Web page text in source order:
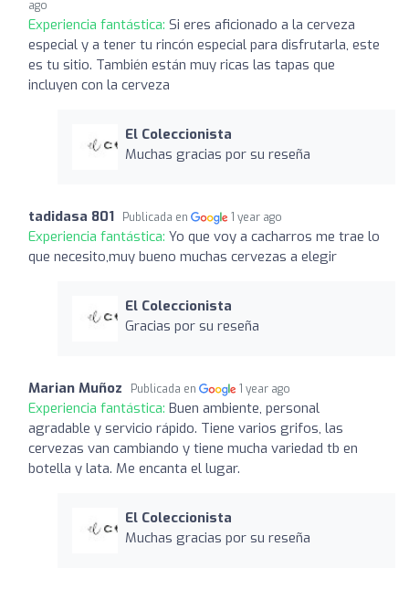
ago
Experiencia fantástica: Si eres aficionado a la cerveza
especial y a tener tu rincón especial para disfrutarla, este
es tu sitio. También están muy ricas las tapas que
incluyen con la cerveza
El Coleccionista
Muchas gracias por su reseña
tadidasa 801 Publicada en 1 year ago
Experiencia fantástica: Yo que voy a cacharros me trae lo
que necesito,muy bueno muchas cervezas a elegir
El Coleccionista
Gracias por su reseña
Marian Muñoz Publicada en 1 year ago
Experiencia fantástica: Buen ambiente, personal
agradable y servicio rápido. Tiene varios grifos, las
cervezas van cambiando y tiene mucha variedad tb en
botella y lata. Me encanta el lugar.
El Coleccionista
Muchas gracias por su reseña